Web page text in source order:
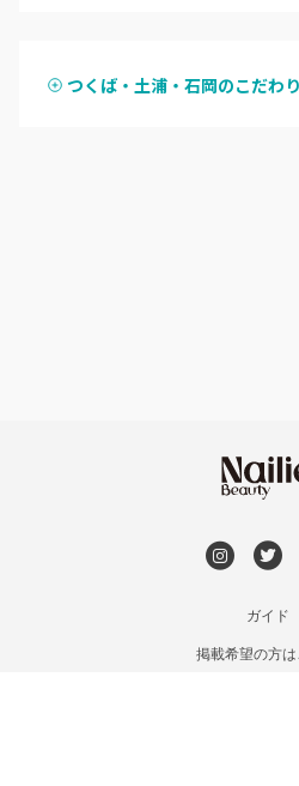
つくば・土浦・石岡のこだわ
ガイド
掲載希望の方は